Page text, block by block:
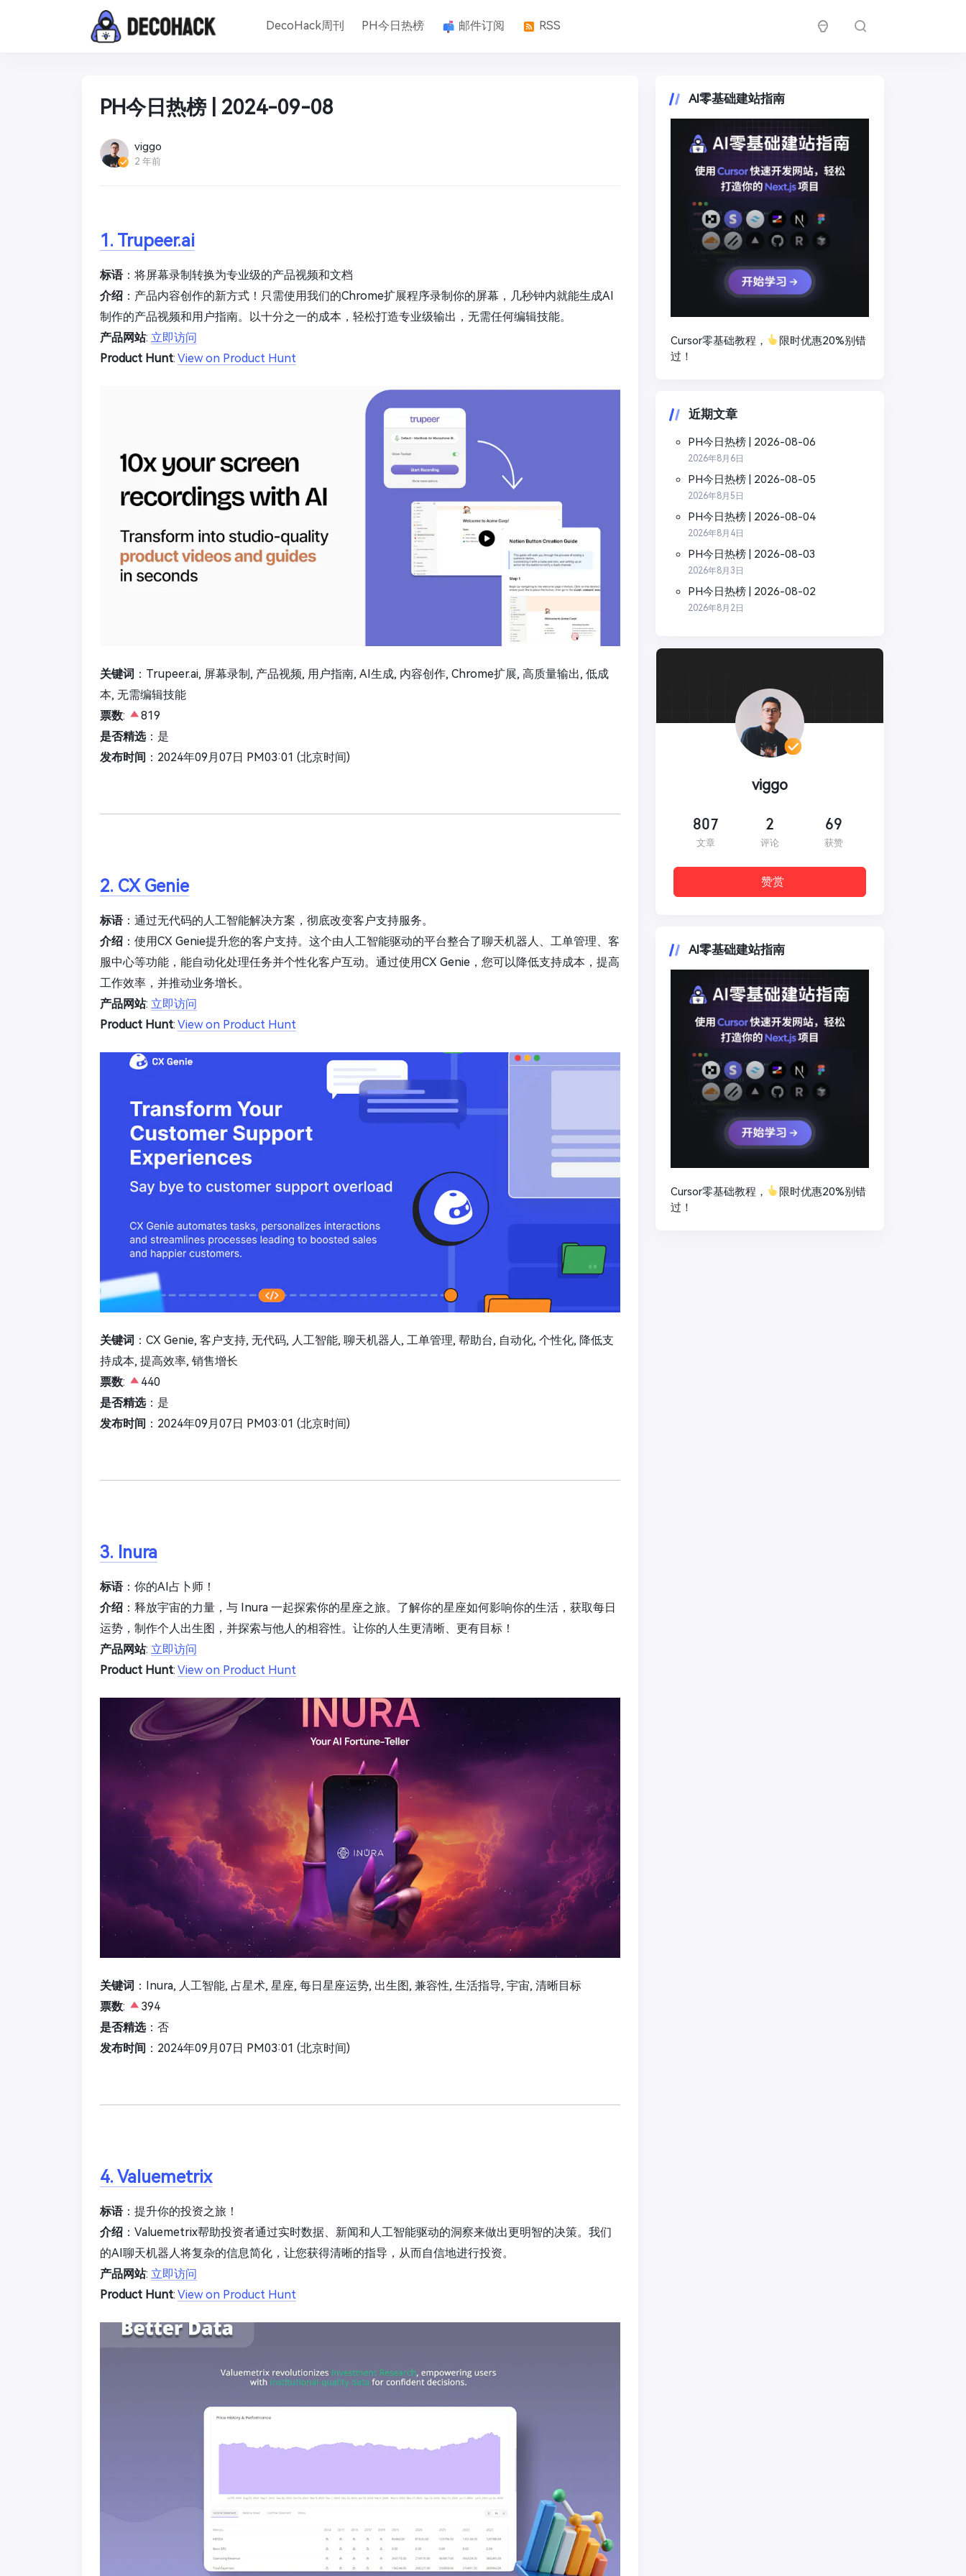
DecoHack周刊 PH今日热榜 邮件订阅 RSS
PH今日热榜 | 2024-09-08
viggo
2 年前
1. Trupeer.ai
标语：将屏幕录制转换为专业级的产品视频和文档
介绍 ：产品内容创作的新方式！只需使用我们的Chrome扩展程序录制你的屏幕，几秒钟内就能生成AI
制作的产品视频和用户指南。以十分之一的成本，轻松打造专业级输出，无需任何编辑技能。
产品网站: 立即访问
Product Hunt: View on Product Hunt
关键词 ：Trupeer.ai, 屏幕录制, 产品视频, 用户指南, AI生成, 内容创作, Chrome扩展, 高质量输出, 低成
本, 无需编辑技能
票数:
819
是否精选：是
发布时间 ：2024年09月07日 PM03:01 (北京时间)
2. CX Genie
标语：通过无代码的人工智能解决方案，彻底改变客户支持服务。
介绍 ：使用CX Genie提升您的客户支持。这个由人工智能驱动的平台整合了聊天机器人、工单管理、客
服中心等功能，能自动化处理任务并个性化客户互动。通过使用CX Genie，您可以降低支持成本，提高
工作效率，并推动业务增长。
产品网站: 立即访问
Product Hunt: View on Product Hunt
关键词 ：CX Genie, 客户支持, 无代码, 人工智能, 聊天机器人, 工单管理, 帮助台, 自动化, 个性化, 降低支
持成本, 提高效率, 销售增长
票数:
440
是否精选：是
发布时间 ：2024年09月07日 PM03:01 (北京时间)
3. Inura
标语：你的AI占卜师！
介绍 ：释放宇宙的力量，与 Inura 一起探索你的星座之旅。了解你的星座如何影响你的生活，获取每日
运势，制作个人出生图，并探索与他人的相容性。让你的人生更清晰、更有目标！
产品网站: 立即访问
Product Hunt: View on Product Hunt
关键词 ：Inura, 人工智能, 占星术, 星座, 每日星座运势, 出生图, 兼容性, 生活指导, 宇宙, 清晰目标
票数:
394
是否精选：否
发布时间 ：2024年09月07日 PM03:01 (北京时间)
4. Valuemetrix
标语：提升你的投资之旅！
介绍 ：Valuemetrix帮助投资者通过实时数据、新闻和人工智能驱动的洞察来做出更明智的决策。我们
的AI聊天机器人将复杂的信息简化，让您获得清晰的指导，从而自信地进行投资。
产品网站: 立即访问
Product Hunt: View on Product Hunt
AI零基础建站指南
Cursor零基础教程，
限时优惠20%别错
过！
近期文章
PH今日热榜 | 2026-08-06
2026年8月6日
PH今日热榜 | 2026-08-05
2026年8月5日
PH今日热榜 | 2026-08-04
2026年8月4日
PH今日热榜 | 2026-08-03
2026年8月3日
PH今日热榜 | 2026-08-02
2026年8月2日
viggo
807
文章
2
评论
69
获赞
赞赏
AI零基础建站指南
Cursor零基础教程，
限时优惠20%别错
过！